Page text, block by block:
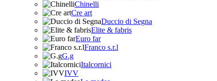
Chinelli
Cre art
Duccio di Segna
Elite & fabris
Euro far
Franco s.r.l
G.g
Italcornici
IVV